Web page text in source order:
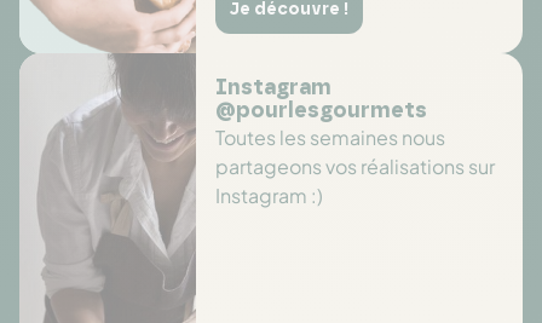
Je découvre !
Instagram
@pourlesgourmets
Toutes les semaines nous
partageons vos réalisations sur
Instagram :)